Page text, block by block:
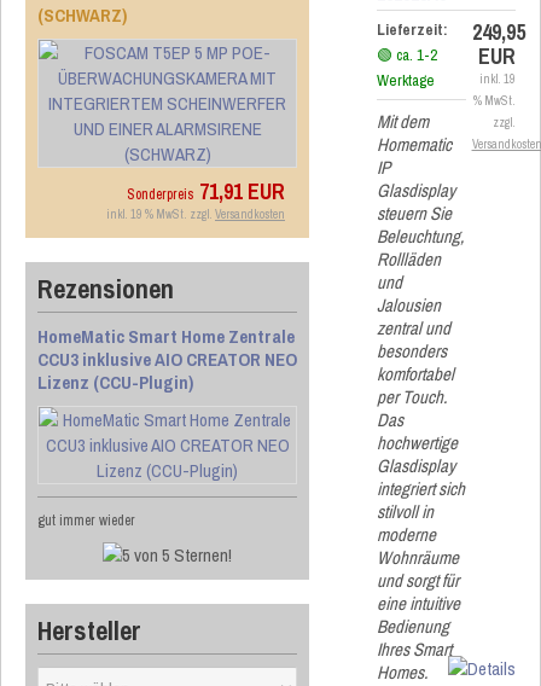
(SCHWARZ)
Sonderpreis 71,91 EUR
inkl. 19 % MwSt. zzgl. Versandkosten
Rezensionen
HomeMatic Smart Home Zentrale
CCU3 inklusive AIO CREATOR NEO
Lizenz (CCU-Plugin)
gut immer wieder
Hersteller
Lieferzeit:
🟢 ca. 1-2
Werktage
Mit dem
Homematic
IP
Glasdisplay
steuern Sie
Beleuchtung,
Rollläden
und
Jalousien
zentral und
besonders
komfortabel
per Touch.
Das
hochwertige
Glasdisplay
integriert sich
stilvoll in
moderne
Wohnräume
und sorgt für
eine intuitive
Bedienung
Ihres Smart
Homes.
249,95
EUR
inkl. 19
% MwSt.
zzgl.
Versandkosten